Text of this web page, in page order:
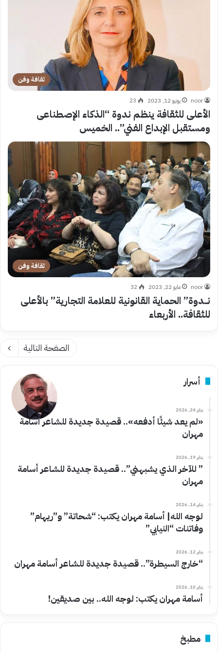
ثقافة وفن
noor يونيو 12, 2023 23
الأعلى للثقافة ينظم ندوة “الذكاء الإصطناعى
ومستقبل الإبداع الفني”.. الخميس
ثقافة وفن
noor مايو 22, 2023 32
نــدوة” الحماية القانونية للعلامة التجارية” بالأعلى
للثقافة.. الأربعاء
الصفحة التالية
أسرار
يناير 24, 2026
«لم يعد شيئًا أدفعه».. قصيدة جديدة للشاعر أسامة
مهران
يناير 19, 2026
” للآخر الذي يشبهني”.. قصيدة جديدة للشاعر أسامة
مهران
يناير 14, 2026
لوجه الله| أسامة مهران يكتب: “شحاتة” و”ريهام”
وفاتنات “النيابي”
يناير 12, 2026
“خارج السيطرة”.. قصيدة جديدة للشاعر أسامة مهران
يناير 10, 2026
أسامة مهران يكتب: لوجه الله.. بين صديقين!
مطبخ